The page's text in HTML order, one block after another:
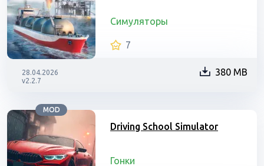
Симуляторы
7
28.04.2026
v2.2.7
380 MB
MOD
Driving School Simulator
Гонки